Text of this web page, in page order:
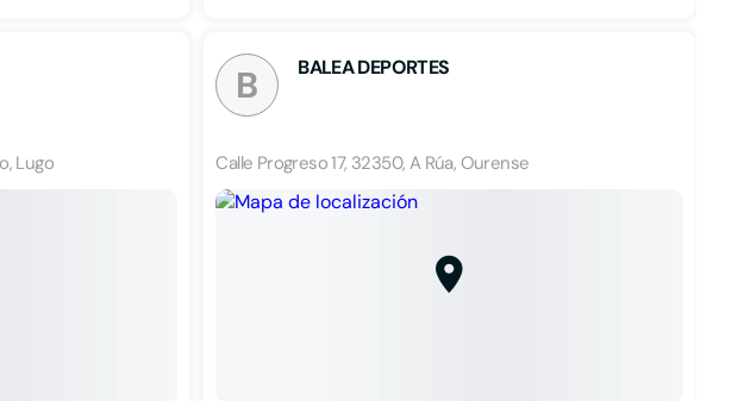
Lugo
B BALEA DEPORTES
Calle Progreso 17, 32350, A Rúa, Ourense